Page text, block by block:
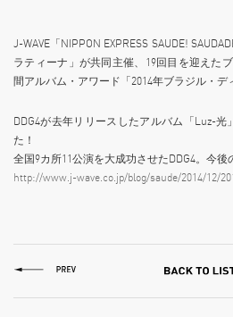
J-WAVE「NIPPON EXPRESS SAUDE!
ラティーナ」が共同主催、19回目を迎えた
間アルバム・アワード「2014年ブラジル・デ
DDG4が去年リリースしたアルバム「Luz-
た！
全国9カ所11公演を大成功させたDDG4。今
http://www.j-wave.co.jp/blog/saude/2014/12/